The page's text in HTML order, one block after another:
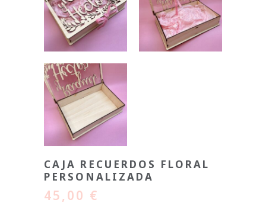
CAJA RECUERDOS FLORAL
PERSONALIZADA
45,00 €